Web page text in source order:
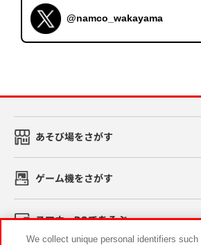
@namco_wakayama
あそび場をさがす
ゲーム機をさがす
スマホ・PCであそぶ
We collect unique personal identifiers